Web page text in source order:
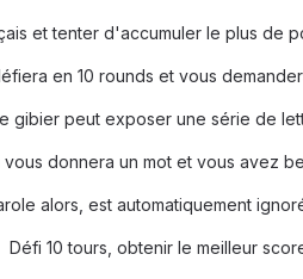
et tenter d'accumuler le plus de
en 10 rounds et vous
gibier peut exposer une série de
vous donnera un mot et vous avez
alors, est automatiquement
Défi 10 tours, obtenir le meilleur